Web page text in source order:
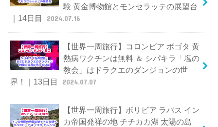
験 黄金博物館とモンセラッテの展望台
｜14日目
2024.07.16
【世界一周旅行】コロンビア ボゴタ 黄
熱病ワクチンは無料 ＆ シパキラ「塩の
教会」はドラクエのダンジョンの世
界！｜13日目
2024.07.07
【世界一周旅行】ボリビア ラパス イン
カ帝国発祥の地 チチカカ湖 太陽の島